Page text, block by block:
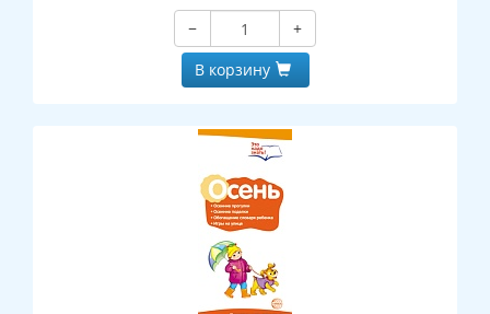
−
+
В корзину